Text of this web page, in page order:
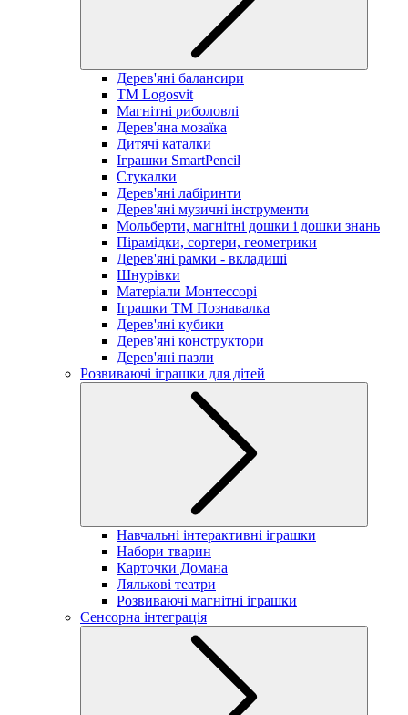
Дерев'яні балансири
TM Logosvit
Магнітні риболовлі
Дерев'яна мозаїка
Дитячі каталки
Іграшки SmartPencil
Стукалки
Дерев'яні лабіринти
Дерев'яні музичні інструменти
Мольберти, магнітні дошки і дошки знань
Пірамідки, сортери, геометрики
Дерев'яні рамки - вкладиші
Шнурівки
Матеріали Монтессорі
Іграшки ТМ Познавалка
Дерев'яні кубики
Дерев'яні конструктори
Дерев'яні пазли
Розвиваючі іграшки для дітей
Навчальні інтерактивні іграшки
Набори тварин
Карточки Домана
Лялькові театри
Розвиваючі магнітні іграшки
Сенсорна інтеграція